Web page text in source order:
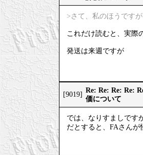
>さて、私のほうです
これだけ読むと、実際
発送は来週ですが
[9019]
Re: Re: Re: Re:
価について
では、なりすましです
だとすると、FAさんが